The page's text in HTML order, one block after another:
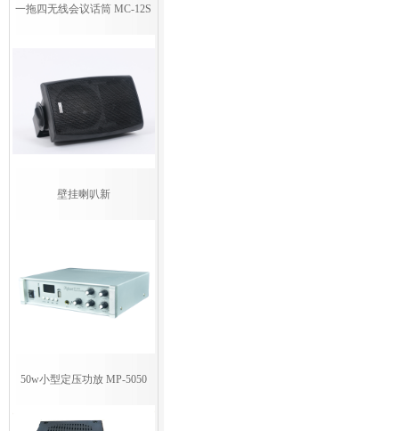
一拖四无线会议话筒 MC-12S
壁挂喇叭新
50w小型定压功放 MP-5050